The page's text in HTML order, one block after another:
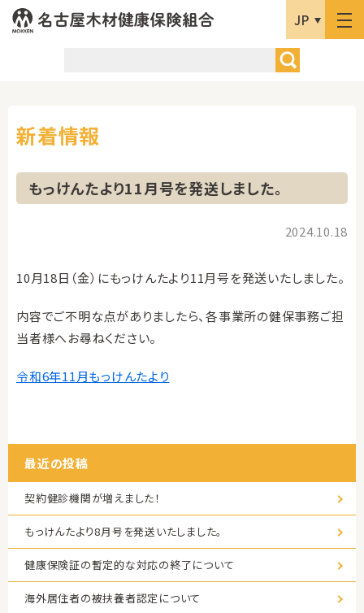
JP
新着情報
もっけんたより11月号を発送しました。
2024.10.18
10月18日（金）にもっけんたより11月号を発送いたしました。
内容でご不明な点がありましたら、各事業所の健保事務ご担
当者様へお尋ねください。
令和6年11月もっけんたより
最近の投稿
契約健診機関が増えました！
もっけんたより8月号を発送いたしました。
健康保険証の暫定的な対応の終了について
海外居住者の被扶養者認定について